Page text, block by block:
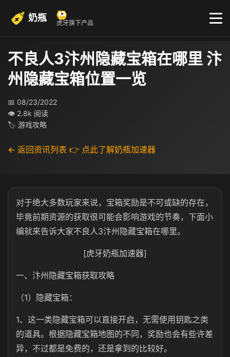
奶瓶 虎牙旗下产品
不良人3汴州隐藏宝箱在哪里 汴
州隐藏宝箱位置一览
📅 08/23/2022
👁 2.8k 阅读
🏷 游戏攻略
← 返回资讯列表 👉 点此了解奶瓶加速器
对于绝大多数玩家来说，宝箱奖励是不可或缺的存在，
毕竟前期资源的获取很可能会影响游戏的节奏，下面小
编就来告诉大家不良人3汴州隐藏宝箱在哪里。
[虎牙奶瓶加速器]
一、汴州隐藏宝箱获取攻略
（1）隐藏宝箱：
1、这一类隐藏宝箱可以直接开启，无需使用钥匙之类
的道具。根据隐藏宝箱地图的不同，奖励也会有些许差
异，不过都是免费的，还是拿到的比较好。